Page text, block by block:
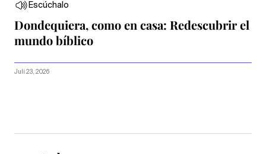
Escúchalo
Dondequiera, como en casa: Redescubrir el
mundo bíblico
Juli 23, 2026